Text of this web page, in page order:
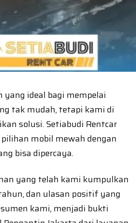
yang ideal bagi mempelai
tak mudah, tetapi kami di
solusi. Setiabudi Rentcar
mobil mewah dengan
bisa dipercaya.
yang telah kami kumpulkan
dan ulasan positif yang
kami, menjadi bukti